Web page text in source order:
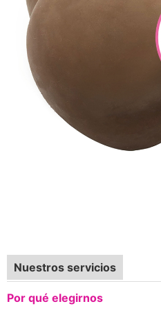
Nuestros servicios
Por qué elegirnos